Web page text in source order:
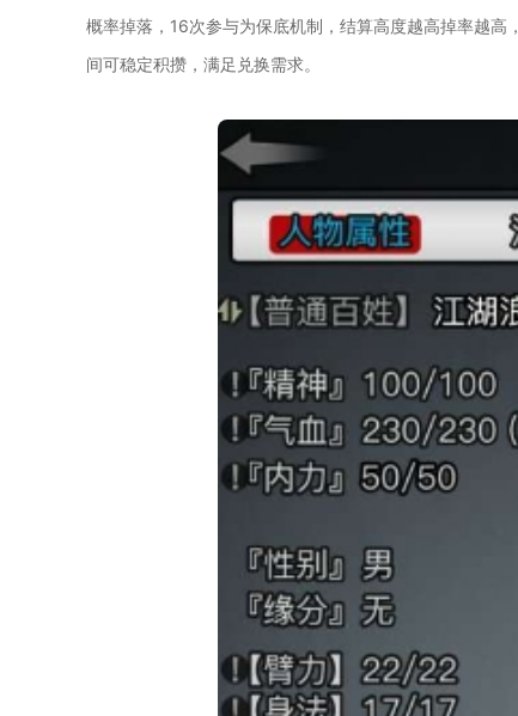
概率掉落，16次参与为保底机制，结算高度越高掉率越
间可稳定积攒，满足兑换需求。